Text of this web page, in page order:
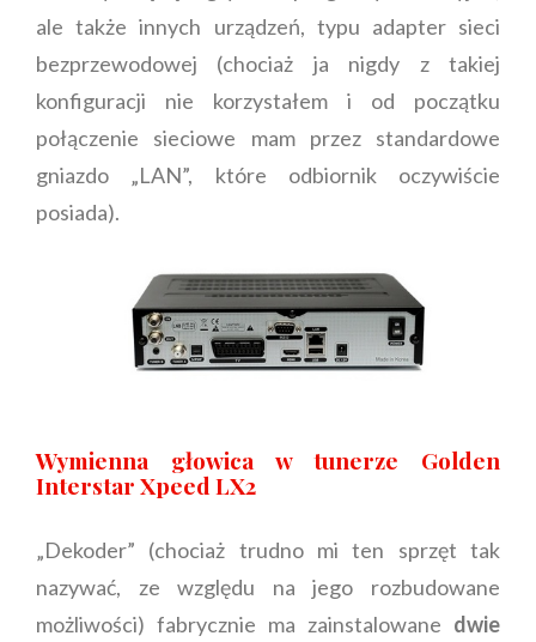
ale także innych urządzeń, typu adapter sieci
bezprzewodowej (chociaż ja nigdy z takiej
konfiguracji nie korzystałem i od początku
połączenie sieciowe mam przez standardowe
gniazdo „LAN”, które odbiornik oczywiście
posiada).
Wymienna głowica w tunerze Golden
Interstar Xpeed LX2
„Dekoder” (chociaż trudno mi ten sprzęt tak
nazywać, ze względu na jego rozbudowane
możliwości) fabrycznie ma zainstalowane dwie